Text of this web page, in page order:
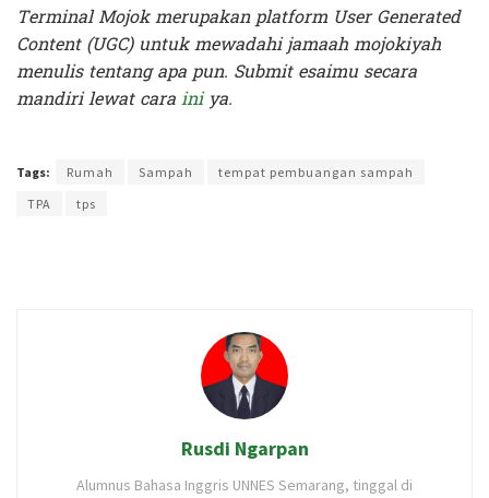
Terminal Mojok merupakan platform User Generated
Content (UGC) untuk mewadahi jamaah mojokiyah
menulis tentang apa pun. Submit esaimu secara
mandiri lewat carainiya.
Tags: Rumah Sampah
tempat pembuangan sampah
TPA
tps
Rusdi Ngarpan
Alumnus Bahasa Inggris UNNES Semarang, tinggal di